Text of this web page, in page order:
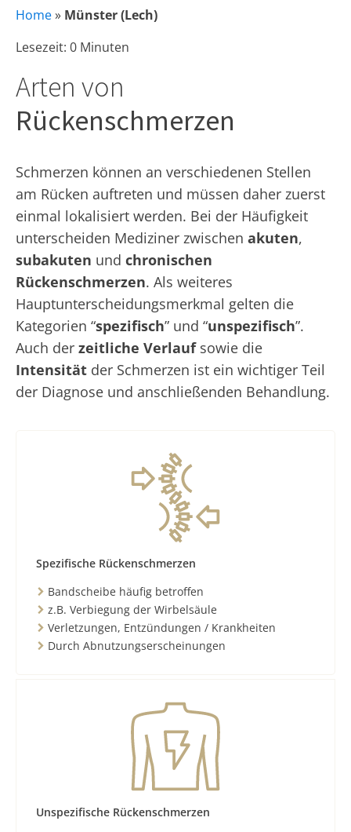
Home» Münster (Lech)
Lesezeit: 0 Minuten
Arten von
Rückenschmerzen
Schmerzen können an verschiedenen Stellen
am Rücken auftreten und müssen daher zuerst
einmal lokalisiert werden. Bei der Häufigkeit
unterscheiden Mediziner zwischen akuten,
subakuten und chronischen
Rückenschmerzen. Als weiteres
Hauptunterscheidungsmerkmal gelten die
Kategorien “spezifisch” und “unspezifisch”.
Auch der zeitliche Verlauf sowie die
Intensität der Schmerzen ist ein wichtiger Teil
der Diagnose und anschließenden Behandlung.
Spezifische Rückenschmerzen
Bandscheibe häufig betroffen
z.B. Verbiegung der Wirbelsäule
Verletzungen, Entzündungen / Krankheiten
Durch Abnutzungserscheinungen
Unspezifische Rückenschmerzen